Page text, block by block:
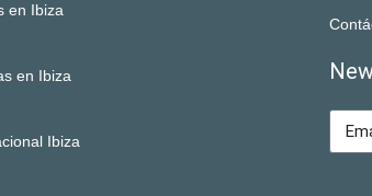
en Ibiza
en Ibiza
Ibiza